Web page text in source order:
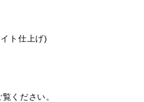
ト仕上げ)
覧ください。